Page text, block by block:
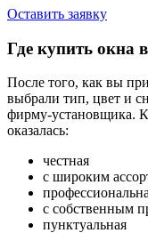
Оставить заявку
Где купить окна
После того, как вы
выбрали тип, цвет и
фирму-установщика.
оказалась:
честная
с широким
с собственным
пунктуальная